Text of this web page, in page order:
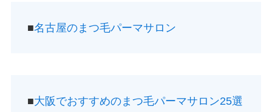
■名古屋のまつ毛パーマサロン
■大阪でおすすめのまつ毛パーマサロン25選